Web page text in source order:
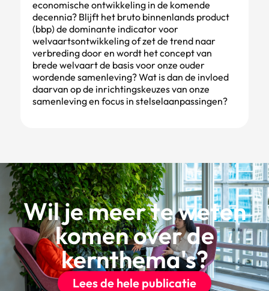
economische ontwikkeling in de komende
decennia? Blijft het bruto binnenlands product
(bbp) de dominante indicator voor
welvaartsontwikkeling of zet de trend naar
verbreding door en wordt het concept van
brede welvaart de basis voor onze ouder
wordende samenleving? Wat is dan de invloed
daarvan op de inrichtingskeuzes van onze
samenleving en focus in stelselaanpassingen?
Wil je meer te weten
komen over de
kernthema's?
Lees de hele publicatie